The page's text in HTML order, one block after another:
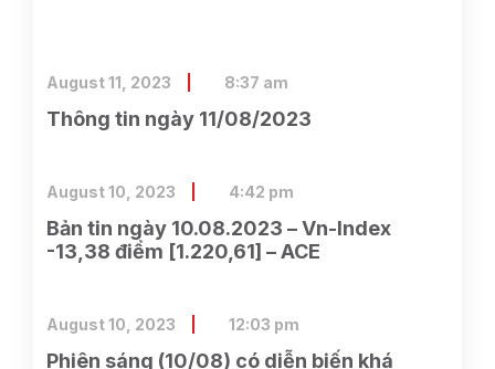
Thông tin ngày 11/08/2023
August 11, 2023 8:37 am
Bản tin ngày 10.08.2023 – Vn-Index
-13,38 điểm [1.220,61] – ACE
August 10, 2023 4:42 pm
Phiên sáng (10/08) có diễn biến khá
August 10, 2023 12:03 pm